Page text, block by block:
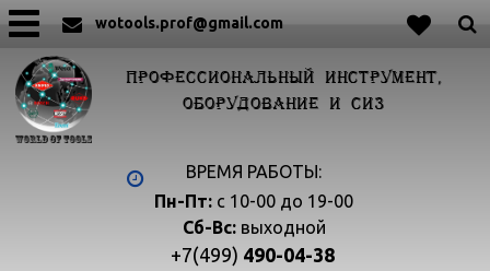
wotools.prof@gmail.com
ПРОФЕССИОНАЛЬНЫЙ ИНСТРУМЕНТ,
ОБОРУДОВАНИЕ И СИЗ
ВРЕМЯ РАБОТЫ:
Пн-Пт: с 10-00 до 19-00
Сб-Вс:выходной
+7(499) 490-04-38